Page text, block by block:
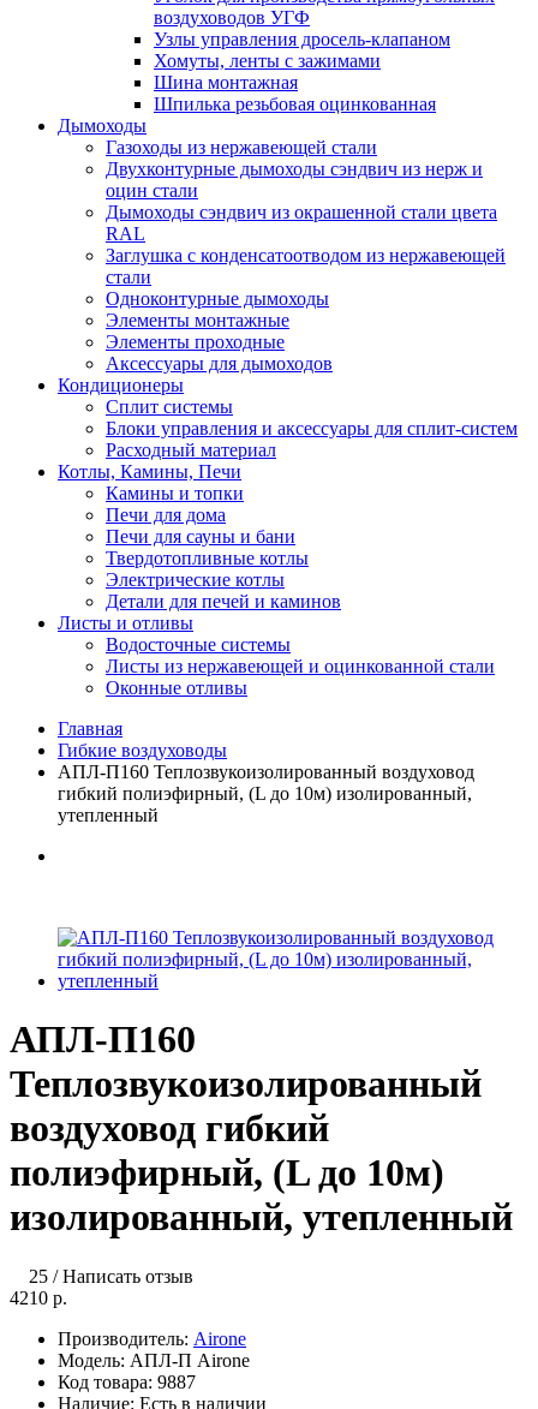
воздуховодов УГФ
Узлы управления дросель-клапаном
Хомуты, ленты с зажимами
Шина монтажная
Шпилька резьбовая оцинкованная
Дымоходы
Газоходы из нержавеющей стали
Двухконтурные дымоходы сэндвич из нерж и
оцин стали
Дымоходы сэндвич из окрашенной стали цвета
RAL
Заглушка с конденсатоотводом из нержавеющей
стали
Одноконтурные дымоходы
Элементы монтажные
Элементы проходные
Аксессуары для дымоходов
Кондиционеры
Сплит системы
Блоки управления и аксессуары для сплит-систем
Расходный материал
Котлы, Камины, Печи
Камины и топки
Печи для дома
Печи для сауны и бани
Твердотопливные котлы
Электрические котлы
Детали для печей и каминов
Листы и отливы
Водосточные системы
Листы из нержавеющей и оцинкованной стали
Оконные отливы
Главная
Гибкие воздуховоды
АПЛ-П160 Теплозвукоизолированный воздуховод
гибкий полиэфирный, (L до 10м) изолированный,
утепленный
АПЛ-П160
Теплозвукоизолированный
воздуховод гибкий
полиэфирный, (L до 10м)
изолированный, утепленный
25 /Написать отзыв
4210 р.
Производитель: Airone
Модель: АПЛ-П Airone
Код товара: 9887
Наличие: Есть в наличии